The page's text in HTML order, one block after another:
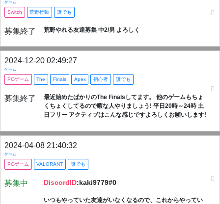
ゲーム
Switch 荒野行動 誰でも
募集終了 荒野やれる友達募集 中2/男 よろしく
2024-12-20 02:49:27
ゲーム
PCゲーム The Finals Apex 初心者 誰でも
募集終了
最近始めたばかりのThe Finalsしてます。 他のゲームもちょ
くちょくしてるので暇な人やりましょう! 平日20時～24時 土
日フリー アクティブはこんな感じですよろしくお願いします!
2024-04-08 21:40:32
ゲーム
PCゲーム VALORANT 誰でも
募集中 DiscordID:kaki9779#0
いつもやっていた友達がいなくなるので、これからやってい